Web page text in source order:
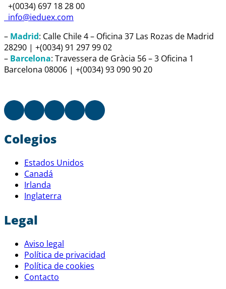
+(0034) 697 18 28 00
info@ieduex.com
– Madrid: Calle Chile 4 – Oficina 37 Las Rozas de Madrid
28290 | +(0034) 91 297 99 02
– Barcelona: Travessera de Gràcia 56 – 3 Oficina 1
Barcelona 08006 | +(0034) 93 090 90 20
Colegios
Estados Unidos
Canadá
Irlanda
Inglaterra
Legal
Aviso legal
Política de privacidad
Política de cookies
Contacto